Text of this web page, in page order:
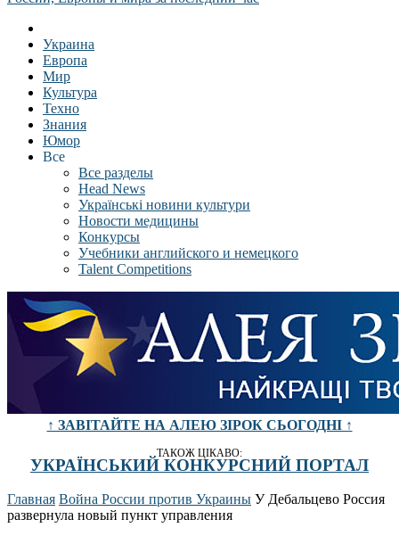
Украина
Европа
Мир
Культура
Техно
Знания
Юмор
Все
Все разделы
Head News
Українські новини культури
Новости медицины
Конкурсы
Учебники английского и немецкого
Talent Competitions
↑ ЗАВІТАЙТЕ НА АЛЕЮ ЗІРОК СЬОГОДНІ ↑
ТАКОЖ ЦІКАВО:
УКРАЇНСЬКИЙ КОНКУРСНИЙ ПОРТАЛ
Главная Война России против Украины У Дебальцево Россия
развернула новый пункт управления